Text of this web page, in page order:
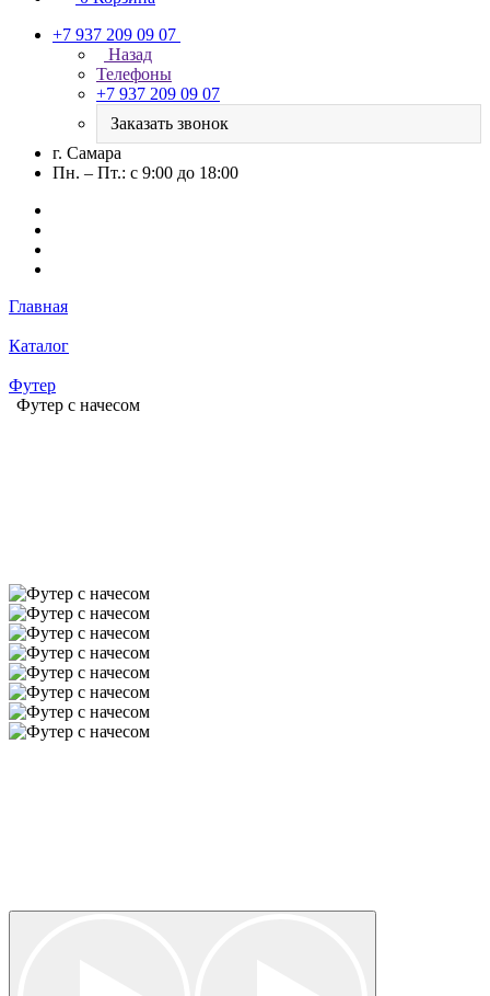
+7 937 209 09 07
Назад
Телефоны
+7 937 209 09 07
Заказать звонок
г. Самара
Пн. – Пт.: с 9:00 до 18:00
Главная
Каталог
Футер
Футер с начесом